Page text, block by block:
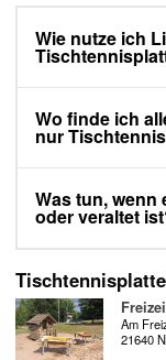
Wie nutze ich
Wo finde ich
nur
Was tun, wenn
oder veraltet
Am
21640